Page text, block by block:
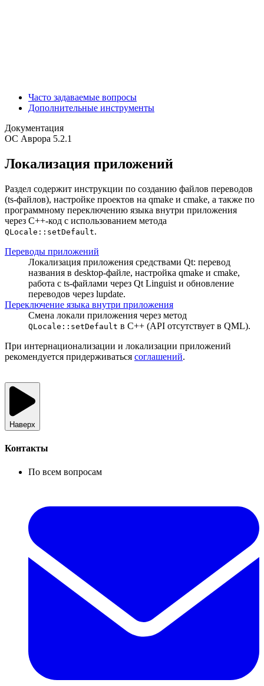
Часто задаваемые вопросы
Дополнительные инструменты
Документация
ОС Аврора 5.2.1
Локализация приложений
Раздел содержит инструкции по созданию файлов переводов
(ts-файлов), настройке проектов на qmake и cmake, а также по
программному переключению языка внутри приложения
через C++-код с использованием метода
QLocale::setDefault.
Переводы приложений
Локализация приложения средствами Qt: перевод
названия в desktop-файле, настройка qmake и cmake,
работа с ts-файлами через Qt Linguist и обновление
переводов через lupdate.
Переключение языка внутри приложения
Смена локали приложения через метод
QLocale::setDefault в C++ (API отсутствует в QML).
При интернационализации и локализации приложений
рекомендуется придерживаться соглашений.
Наверх
Контакты
По всем вопросам